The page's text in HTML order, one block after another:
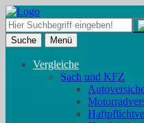
Suche Menü
Vergleiche
Sach und KFZ